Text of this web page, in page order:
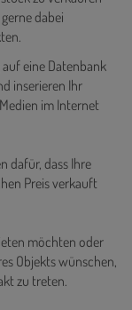
dabei
eine Datenbank
inserieren Ihr
im Internet
dafür, dass Ihre
Preis verkauft
möchten oder
Objekts wünschen,
zu treten.